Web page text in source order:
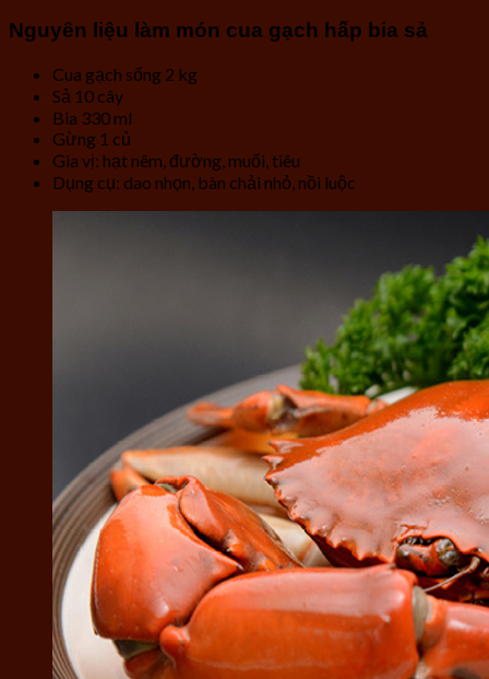
Nguyên liệu làm món cua gạch hấp bia sả
Cua gạch sống 2 kg
Sả 10 cây
Bia 330 ml
Gừng 1 củ
Gia vị: hạt nêm, đường, muối, tiêu
Dụng cụ: dao nhọn, bàn chải nhỏ, nồi luộc